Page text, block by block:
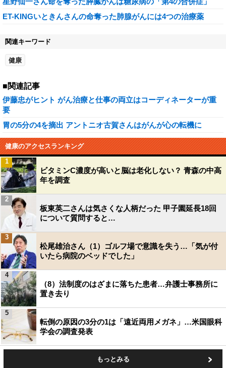
ET-KINGいときんさんの命奪った肺腺がんには4つの治療薬
関連キーワード
健康
■関連記事
伊藤忠がヒント がん治療と仕事の両立はコーディネーターが重
要
胃の5分の4を摘出 アントニオ古賀さんはがんが心の転機に
健康のアクセスランキング
ビタミンC濃度が高いと脳は老化しない？ 青森の中高
年を調査
1
板東英二さんは気さくな人柄だった 甲子園延長18回
について質問すると…
2
松尾雄治さん（1）ゴルフ場で意識を失う…「気が付
いたら病院のベッドでした」
3
（8）法制度のはざまに落ちた患者…弁護士事務所に
置き去り
4
転倒の原因の3分の1は「遠近両用メガネ」…米国眼科
学会の調査発表
5
もっとみる